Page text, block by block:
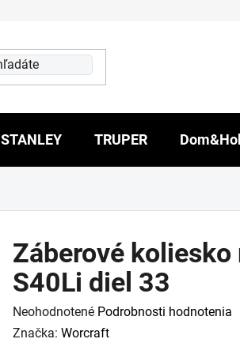
STANLEY TRUPER
Záberové koliesko
S40Li diel 33
Priemerné
hodnotenie
Neohodnotené Podrobnosti hodnotenia
Značka: Worcraft